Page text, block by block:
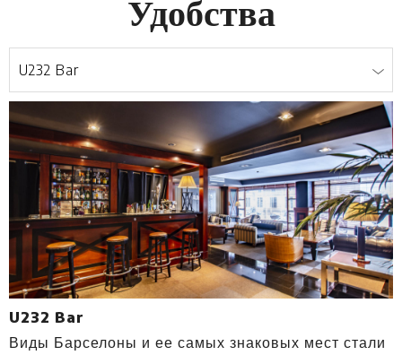
Удобства
U232 Bar
Виды Барселоны и ее самых знаковых мест стали